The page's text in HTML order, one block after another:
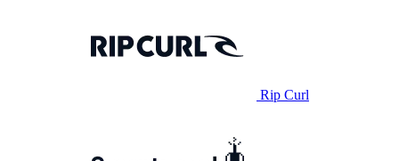
Rip Curl